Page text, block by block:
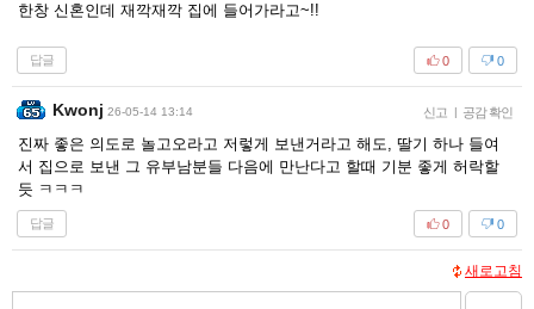
한창 신혼인데 재깍재깍 집에 들어가라고~!!
답글 0
0
Kwonj 26-05-14 13:14 신고 공감 확인
진짜 좋은 의도로 놀고오라고 저렇게 보낸거라고 해도, 딸기 하나 들여
서 집으로 보낸 그 유부남분들 다음에 만난다고 할때 기분 좋게 허락할
듯 ㅋㅋㅋ
답글 0
0
새로고침